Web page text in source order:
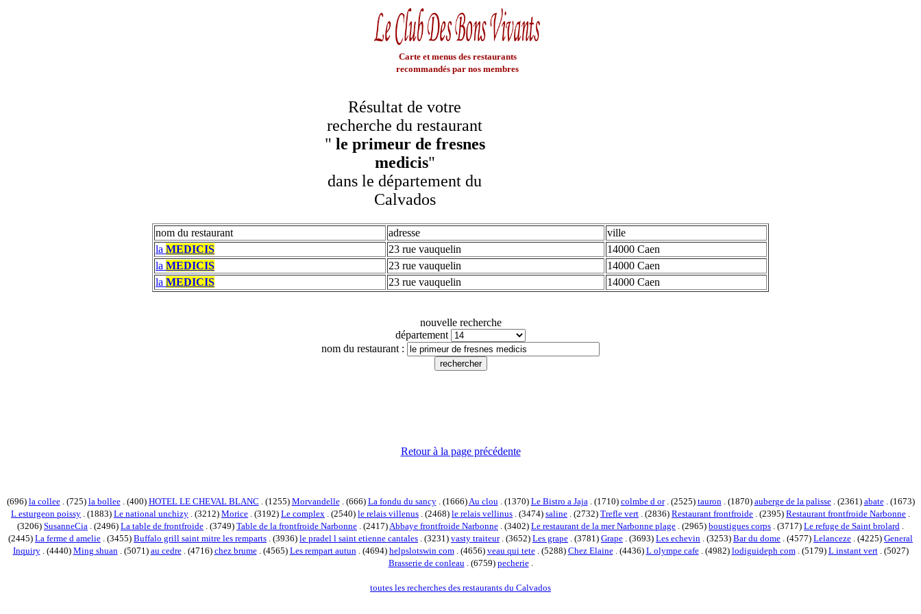
Carte et menus des restaurants
recommandés par nos membres
Résultat de votre
recherche du restaurant
" le primeur de fresnes
medicis"
dans le département du
Calvados
nom du restaurant adresse
ville
la MEDICIS 23 rue vauquelin
14000 Caen
la MEDICIS 23 rue vauquelin
14000 Caen
la MEDICIS 23 rue vauquelin 14000 Caen
nouvelle recherche
département
nom du restaurant :
Retour à la page précédente
(696) la collee. (725) la bollee. (400) HOTEL LE CHEVAL BLANC . (1255) Morvandelle. (666) La fondu du sancy. (1666)Au clou. (1370) Le Bistro a Jaja. (1710) colmbe d or. (2525) tauron. (1870) auberge de la palisse. (2361) abate. (1673)
L esturgeon poissy . (1883) Le national unchizy . (3212) Morice . (3192) Le complex . (2540) le relais villenus . (2468) le relais vellinus . (3474) saline . (2732) Trefle vert . (2836) Restaurant frontfroide . (2395) Restaurant frontfroide Narbonne .
(3206) SusanneCia . (2496) La table de frontfroide . (3749) Table de la frontfroide Narbonne . (2417)Abbaye frontfroide Narbonne . (3402) Le restaurant de la mer Narbonne plage . (2965) boustigues corps . (3717) Le refuge de Saint brolard .
(2445) La ferme d amelie . (3455) Buffalo grill saint mitre les remparts . (3936) le pradel l saint etienne cantales . (3231) vasty traiteur. (3652) Les grape . (3781) Grape . (3693) Les echevin . (3253) Bar du dome . (4577) Lelanceze . (4225) General
Inquiry. (4440) Ming shuan. (5071) au cedre. (4716) chez brume. (4565) Les rempart autun. (4694) helpslotswin com. (4656) veau qui tete. (5288) Chez Elaine. (4436) L olympe cafe. (4982) lodiguideph com. (5179) L instant vert. (5027)
Brasserie de conleau. (6759) pecherie.
toutes les recherches des restaurants du Calvados